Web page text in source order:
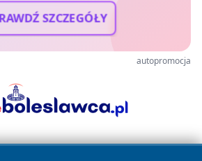
SZCZEGÓŁY
autopromocja